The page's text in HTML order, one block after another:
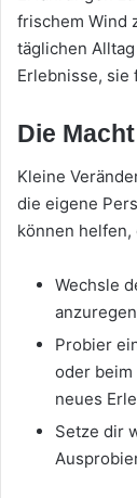
frischem Wind
täglichen
Erlebnisse, sie
Die
Kleine
die eigene
können
Wechsle
Probier
oder beim
neues
Setze dir